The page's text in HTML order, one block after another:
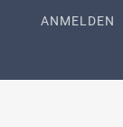
ANMELDEN